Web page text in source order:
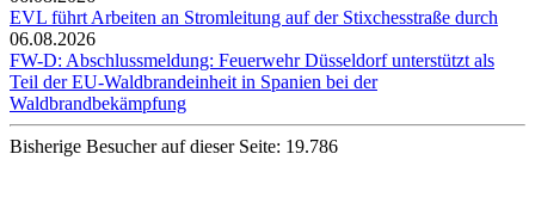
EVL führt Arbeiten an Stromleitung auf der Stixchesstraße durch
06.08.2026
FW-D: Abschlussmeldung: Feuerwehr Düsseldorf unterstützt als
Teil der EU-Waldbrandeinheit in Spanien bei der
Waldbrandbekämpfung
Bisherige Besucher auf dieser Seite: 19.786